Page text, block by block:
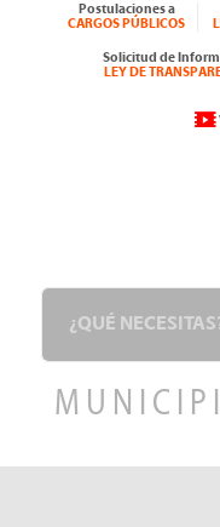
Postulaciones a
CARGOS PÚBLICOS
Solicitud de
LEY DE